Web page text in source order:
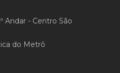
Andar - Centro São
do Metrô